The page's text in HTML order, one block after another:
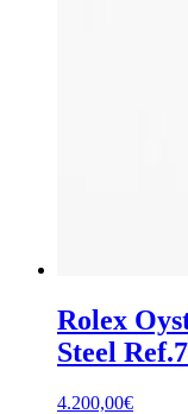
Rolex
Steel
4.200,00€